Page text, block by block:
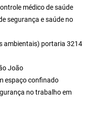
médico de saúde
segurança e saúde no
ambientais) portaria 3214
João
espaço confinado
no trabalho em